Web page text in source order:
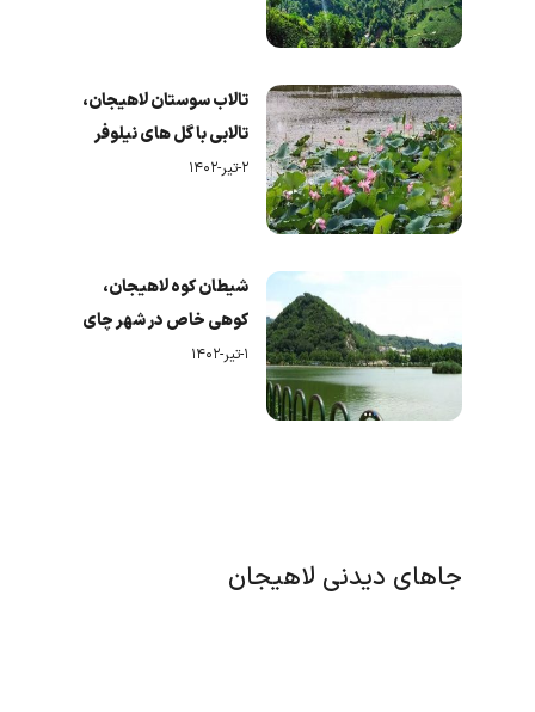
تالاب سوستان لاهیجان،
تالابی با گل های نیلوفر
۲-تیر-۱۴۰۲
شیطان کوه لاهیجان،
کوهی خاص در شهر چای
۱-تیر-۱۴۰۲
جاهای دیدنی لاهیجان